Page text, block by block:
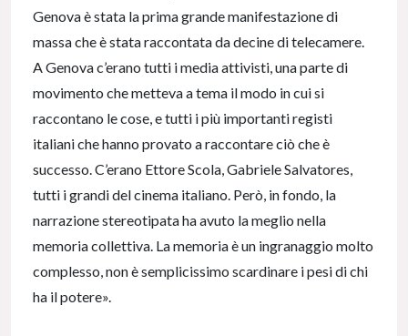
Genova è stata la prima grande manifestazione di
massa che è stata raccontata da decine di telecamere.
A Genova c’erano tutti i media attivisti, una parte di
movimento che metteva a tema il modo in cui si
raccontano le cose, e tutti i più importanti registi
italiani che hanno provato a raccontare ciò che è
successo. C’erano Ettore Scola, Gabriele Salvatores,
tutti i grandi del cinema italiano. Però, in fondo, la
narrazione stereotipata ha avuto la meglio nella
memoria collettiva. La memoria è un ingranaggio molto
complesso, non è semplicissimo scardinare i pesi di chi
ha il potere».